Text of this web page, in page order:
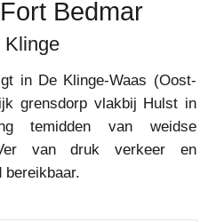
Bedmar
Klinge
in De Klinge-Waas (Oost-
grensdorp vlakbij Hulst in
temidden van weidse
Ver van druk verkeer en
bereikbaar.